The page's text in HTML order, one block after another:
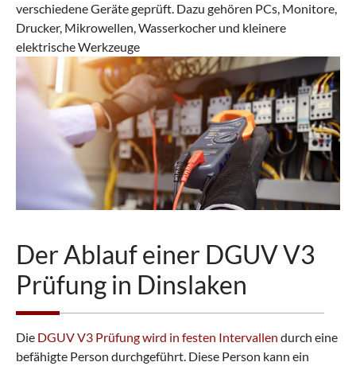
verschiedene Geräte geprüft. Dazu gehören PCs, Monitore,
Drucker, Mikrowellen, Wasserkocher und kleinere
elektrische Werkzeuge
Der Ablauf einer DGUV V3
Prüfung in Dinslaken
Die DGUV V3 Prüfung wird in festen Intervallen durch eine
befähigte Person durchgeführt. Diese Person kann ein